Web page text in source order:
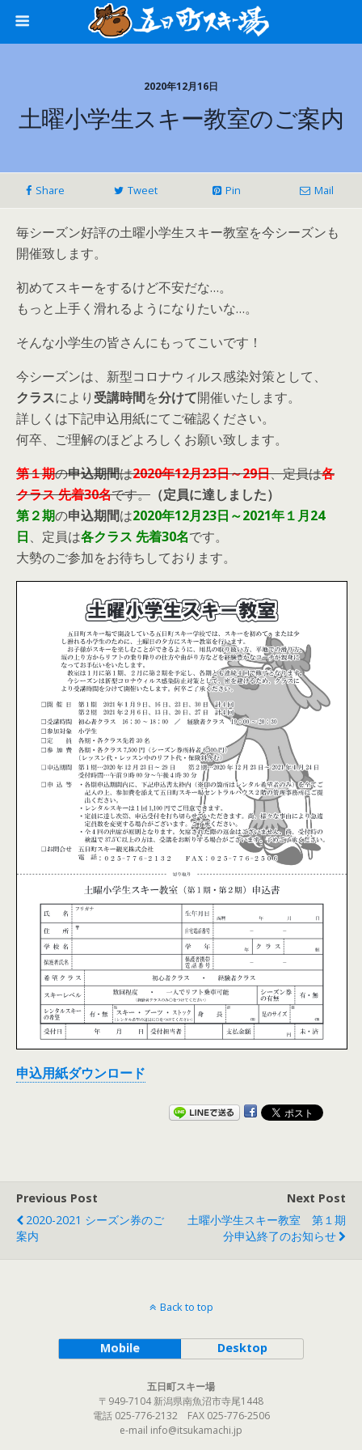
2020年12月16日
土曜小学生スキー教室のご案内
Share Tweet Pin Mail
毎シーズン好評の土曜小学生スキー教室を今シーズンも
開催致します。
初めてスキーをするけど不安だな…。
もっと上手く滑れるようになりたいな…。
そんな小学生の皆さんにもってこいです！
今シーズンは、新型コロナウィルス感染対策として、
クラスにより 受講時間を分けて開催いたします。
詳しくは下記申込用紙にてご確認ください。
何卒、ご理解のほどよろしくお願い致します。
第１期の申込期間は2020年12月23日～29日、定員は各
クラス 先着30名です。 （定員に達しました）
第２期の申込期間は2020年12月23日～2021年１月24
日、定員は各クラス 先着30名です。
大勢のご参加をお待ちしております。
申込用紙ダウンロード
Previous Post
2020-2021 シーズン券のご
案内
Next Post
土曜小学生スキー教室 第１期
分申込終了のお知らせ
Back to top
Mobile Desktop
五日町スキー場
〒949-7104 新潟県南魚沼市寺尾1448
電話 025-776-2132 FAX 025-776-2506
e-mail info@itsukamachi.jp